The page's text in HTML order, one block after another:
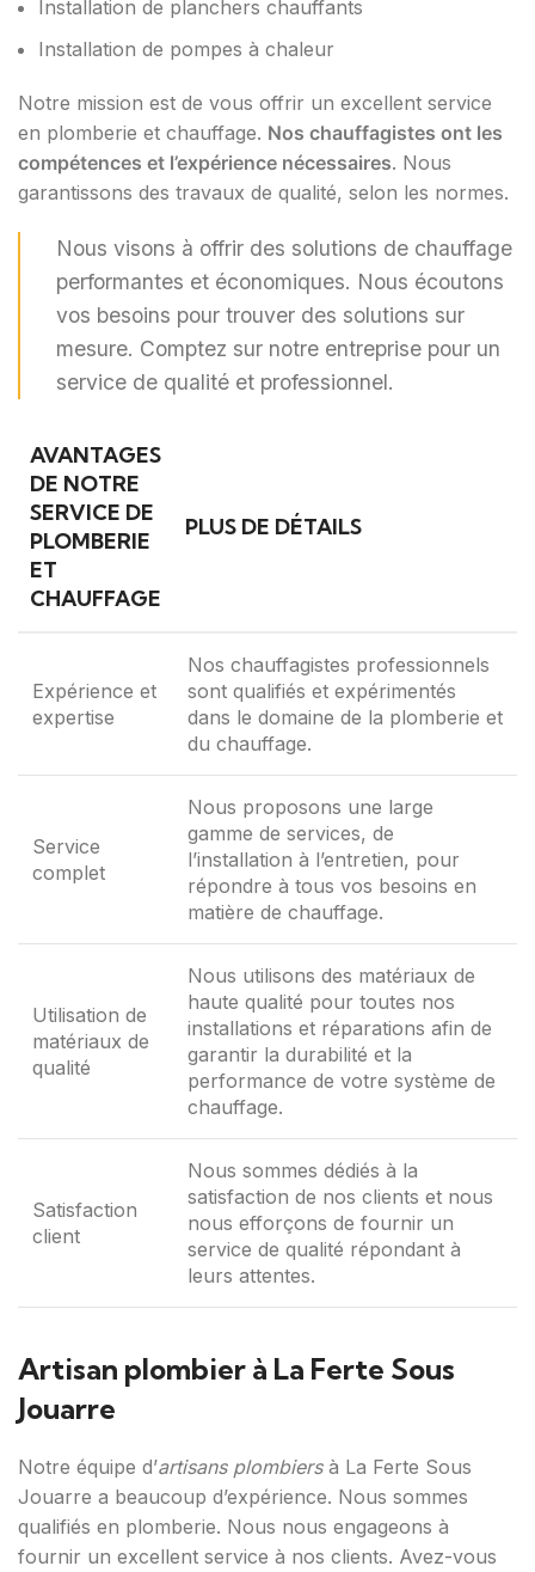
Installation de planchers chauffants
Installation de pompes à chaleur
Notre mission est de vous offrir un excellent service
en plomberie et chauffage. Nos chauffagistes ont les
compétences et l’expérience nécessaires. Nous
garantissons des travaux de qualité, selon les normes.
Nous visons à offrir des solutions de chauffage
performantes et économiques. Nous écoutons
vos besoins pour trouver des solutions sur
mesure. Comptez sur notre entreprise pour un
service de qualité et professionnel.
AVANTAGES
DE NOTRE
SERVICE DE
PLOMBERIE
ET
CHAUFFAGE
PLUS DE DÉTAILS
Expérience et
expertise
Nos chauffagistes professionnels
sont qualifiés et expérimentés
dans le domaine de la plomberie et
du chauffage.
Service
complet
Nous proposons une large
gamme de services, de
l’installation à l’entretien, pour
répondre à tous vos besoins en
matière de chauffage.
Utilisation de
matériaux de
qualité
Nous utilisons des matériaux de
haute qualité pour toutes nos
installations et réparations afin de
garantir la durabilité et la
performance de votre système de
chauffage.
Satisfaction
client
Nous sommes dédiés à la
satisfaction de nos clients et nous
nous efforçons de fournir un
service de qualité répondant à
leurs attentes.
Artisan plombier à La Ferte Sous
Jouarre
Notre équipe d’artisans plombiersà La Ferte Sous
Jouarre a beaucoup d’expérience. Nous sommes
qualifiés en plomberie. Nous nous engageons à
fournir un excellent service à nos clients. Avez-vous